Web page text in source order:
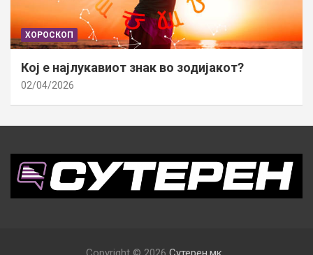
ХОРОСКОП
Кој е најлукавиот знак во зодијакот?
02/04/2026